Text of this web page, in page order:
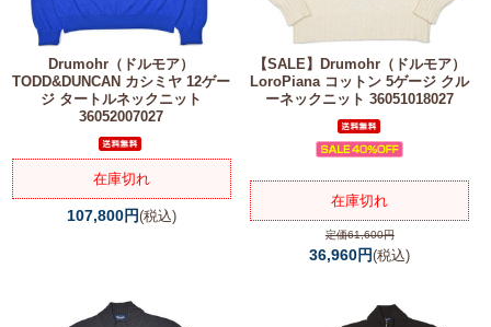
Drumohr（ドルモア）
TODD&DUNCAN カシミヤ 12ゲー
ジ タートルネックニット
36052007027
在庫切れ
107,800円(税込)
【SALE】
Drumohr（ドルモア）
LoroPiana コットン 5ゲージ クル
ーネックニット 36051018027
在庫切れ
定価61,600円
36,960円(税込)